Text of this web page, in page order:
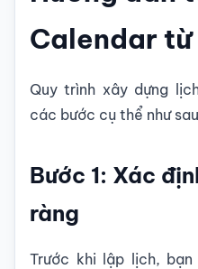
Calendar
Quy trình xây dựng
các bước cụ thể như
Bước 1: Xác
ràng
Trước khi lập lịch,